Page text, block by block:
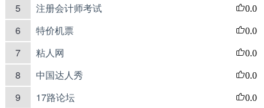
5 注册会计师考试 0.0
6 特价机票 0.0
7 粘人网 0.0
8 中国达人秀 0.0
9 17路论坛 0.0